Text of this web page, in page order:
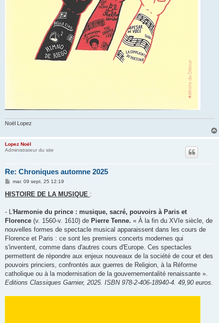
Noël Lopez
Lopez Noël
Administrateur du site
Re: Chroniques automne 2025
M
s
s
g
mar. 09 sept. 25 12:19
HISTOIRE DE LA MUSIQUE :
- L'Harmonie du prince : musique, sacré, pouvoirs à Paris et
Florence (v. 1560-v. 1610) de Pierre Tenne. « À la fin du XVIe siècle, de
nouvelles formes de spectacle musical apparaissent dans les cours de
Florence et Paris : ce sont les premiers concerts modernes qui
s'inventent, comme dans d'autres cours d'Europe. Ces spectacles
permettent de répondre aux enjeux nouveaux de la société de cour et des
pouvoirs princiers, confrontés aux guerres de Religion, à la Réforme
catholique ou à la modernisation de la gouvernementalité renaissante ».
Editions Classiques Garnier, 2025. ISBN 978-2-406-18940-4. 49,90 euros.